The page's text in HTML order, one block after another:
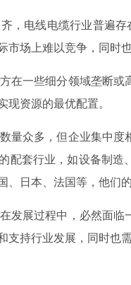
，电线电缆行业普遍
场上难以竞争，同时
在一些细分领域垄断
资源的最优配置。
量众多，但企业集中
配套行业，如设备制
日本、法国等，他们
发展过程中，必然面
持行业发展，同时也